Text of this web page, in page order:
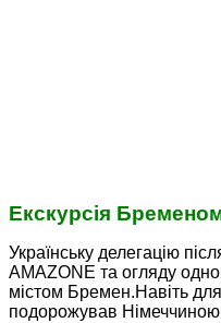
Екскурсія
Українську делегацію
АМAZONE та огляду
містом Бремен.Навіть
подорожував